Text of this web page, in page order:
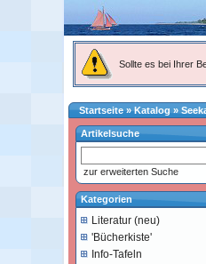
Sollte es bei Ihrer
Startseite»Katalog »
Artikelsuche
zur erweiterten Suche
Kategorien
Literatur (neu)
'Bücherkiste'
Info-Tafeln